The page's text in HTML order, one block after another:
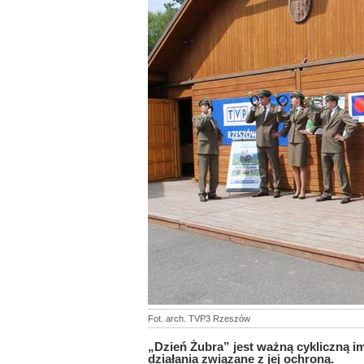
Fot. arch. TVP3 Rzeszów
„Dzień Żubra” jest ważną cykliczną
działania związane z jej ochroną.